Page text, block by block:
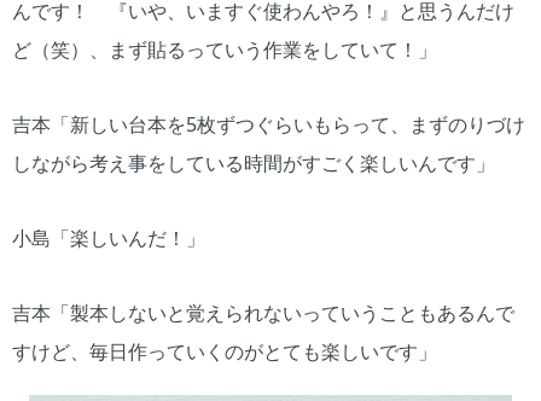
んです！ 『いや、いますぐ使わんやろ！』と思うんだけ
ど（笑）、まず貼るっていう作業をしていて！」
吉本「新しい台本を5枚ずつぐらいもらって、まずのりづけ
しながら考え事をしている時間がすごく楽しいんです」
小島「楽しいんだ！」
吉本「製本しないと覚えられないっていうこともあるんで
すけど、毎日作っていくのがとても楽しいです」